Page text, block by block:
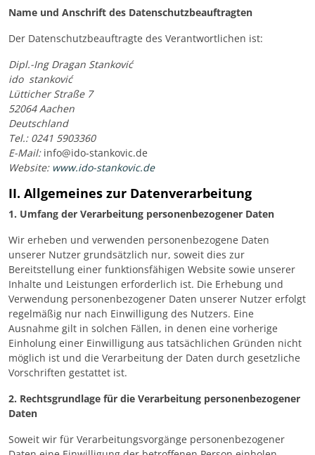
Name und Anschrift des Datenschutzbeauftragten
Der Datenschutzbeauftragte des Verantwortlichen ist:
Dipl.-Ing Dragan Stanković
ido stanković
Lütticher Straße 7
52064 Aachen
Deutschland
Tel.: 0241 5903360
E-Mail:info@ido-stankovic.de
Website: www.ido-stankovic.de
II. Allgemeines zur Datenverarbeitung
1. Umfang der Verarbeitung personenbezogener Daten
Wir erheben und verwenden personenbezogene Daten
unserer Nutzer grundsätzlich nur, soweit dies zur
Bereitstellung einer funktionsfähigen Website sowie unserer
Inhalte und Leistungen erforderlich ist. Die Erhebung und
Verwendung personenbezogener Daten unserer Nutzer erfolgt
regelmäßig nur nach Einwilligung des Nutzers. Eine
Ausnahme gilt in solchen Fällen, in denen eine vorherige
Einholung einer Einwilligung aus tatsächlichen Gründen nicht
möglich ist und die Verarbeitung der Daten durch gesetzliche
Vorschriften gestattet ist.
2. Rechtsgrundlage für die Verarbeitung personenbezogener
Daten
Soweit wir für Verarbeitungsvorgänge personenbezogener